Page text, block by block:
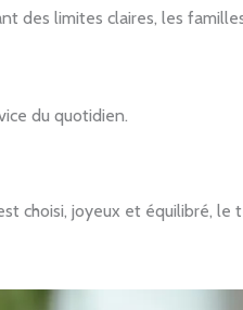
des limites claires, les
du quotidien.
choisi, joyeux et équilibré,